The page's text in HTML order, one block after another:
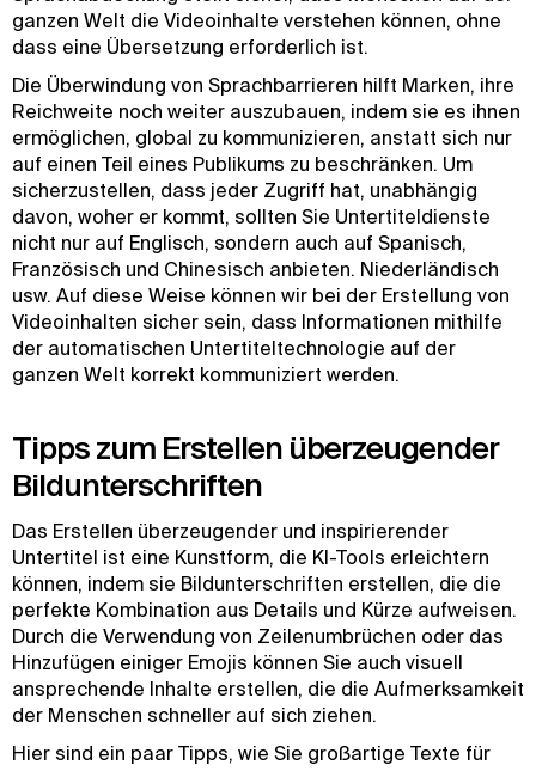
ganzen Welt die Videoinhalte verstehen können, ohne
dass eine Übersetzung erforderlich ist.
Die Überwindung von Sprachbarrieren hilft Marken, ihre
Reichweite noch weiter auszubauen, indem sie es ihnen
ermöglichen, global zu kommunizieren, anstatt sich nur
auf einen Teil eines Publikums zu beschränken. Um
sicherzustellen, dass jeder Zugriff hat, unabhängig
davon, woher er kommt, sollten Sie Untertiteldienste
nicht nur auf Englisch, sondern auch auf Spanisch,
Französisch und Chinesisch anbieten. Niederländisch
usw. Auf diese Weise können wir bei der Erstellung von
Videoinhalten sicher sein, dass Informationen mithilfe
der automatischen Untertiteltechnologie auf der
ganzen Welt korrekt kommuniziert werden.
Tipps zum Erstellen überzeugender
Bildunterschriften
Das Erstellen überzeugender und inspirierender
Untertitel ist eine Kunstform, die KI-Tools erleichtern
können, indem sie Bildunterschriften erstellen, die die
perfekte Kombination aus Details und Kürze aufweisen.
Durch die Verwendung von Zeilenumbrüchen oder das
Hinzufügen einiger Emojis können Sie auch visuell
ansprechende Inhalte erstellen, die die Aufmerksamkeit
der Menschen schneller auf sich ziehen.
Hier sind ein paar Tipps, wie Sie großartige Texte für